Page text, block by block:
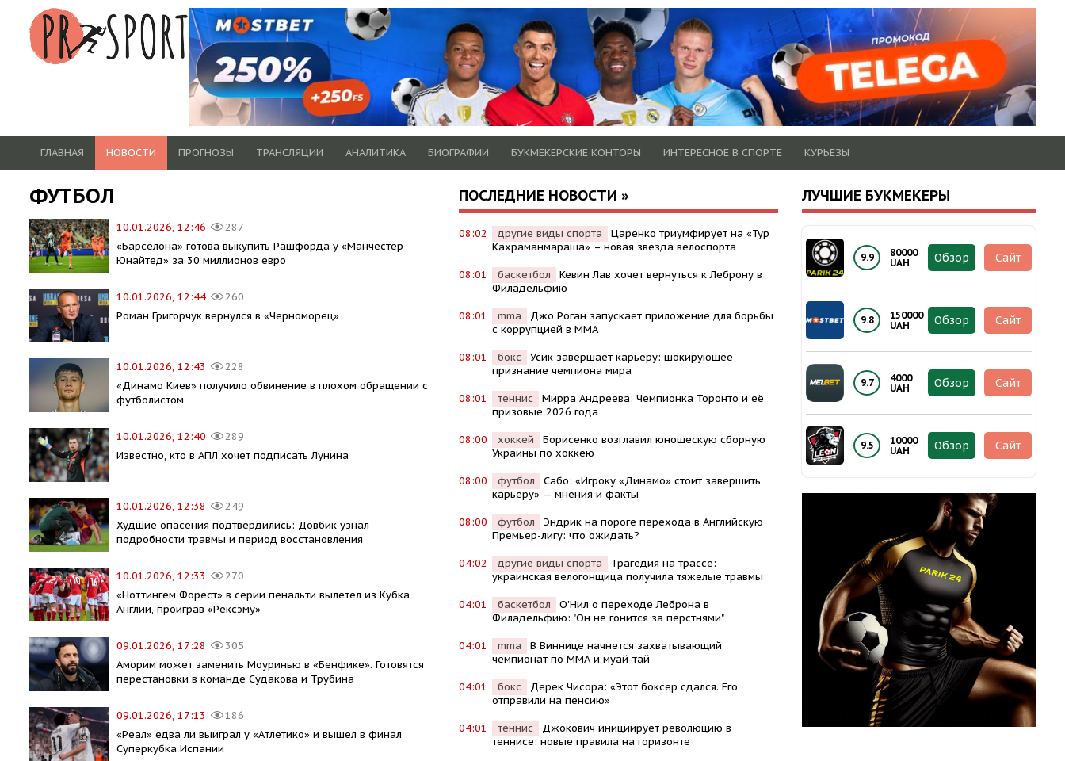
ГЛАВНАЯ НОВОСТИ ПРОГНОЗЫ ТРАНСЛЯЦИИ АНАЛИТИКА БИОГРАФИИ БУКМЕКЕРСКИЕ КОНТОРЫ ИНТЕРЕСНОЕ В СПОРТЕ КУРЬЕЗЫ
ФУТБОЛ
10.01.2026, 12:46
287
«Барселона» готова выкупить Рашфорда у «Манчестер
Юнайтед» за 30 миллионов евро
10.01.2026, 12:44
260
Роман Григорчук вернулся в «Черноморец»
10.01.2026, 12:43
228
«Динамо Киев» получило обвинение в плохом обращении с
футболистом
10.01.2026, 12:40
289
Известно, кто в АПЛ хочет подписать Лунина
10.01.2026, 12:38
249
Худшие опасения подтвердились: Довбик узнал
подробности травмы и период восстановления
10.01.2026, 12:33
270
«Ноттингем Форест» в серии пенальти вылетел из Кубка
Англии, проиграв «Рексэму»
09.01.2026, 17:28
305
Аморим может заменить Моуринью в «Бенфике». Готовятся
перестановки в команде Судакова и Трубина
09.01.2026, 17:13
186
«Реал» едва ли выиграл у «Атлетико» и вышел в финал
Суперкубка Испании
ПОСЛЕДНИЕ НОВОСТИ »
08:02 другие виды спорта
Царенко триумфирует на «Тур
Кахраманмараша» – новая звезда велоспорта
08:01 баскетбол
Кевин Лав хочет вернуться к Леброну в
Филадельфию
08:01 mma
Джо Роган запускает приложение для борьбы
с коррупцией в MMA
08:01 бокс
Усик завершает карьеру: шокирующее
признание чемпиона мира
08:01 теннис
Мирра Андреева: Чемпионка Торонто и её
призовые 2026 года
08:00 хоккей
Борисенко возглавил юношескую сборную
Украины по хоккею
08:00 футбол
Сабо: «Игроку «Динамо» стоит завершить
карьеру» — мнения и факты
08:00 футбол
Эндрик на пороге перехода в Английскую
Премьер-лигу: что ожидать?
04:02 другие виды спорта
Трагедия на трассе:
украинская велогонщица получила тяжелые травмы
04:01 баскетбол
О'Нил о переходе Леброна в
Филадельфию: "Он не гонится за перстнями"
04:01 mma
В Виннице начнется захватывающий
чемпионат по ММА и муай-тай
04:01 бокс
Дерек Чисора: «Этот боксер сдался. Его
отправили на пенсию»
04:01 теннис
Джокович инициирует революцию в
теннисе: новые правила на горизонте
ЛУЧШИЕ БУКМЕКЕРЫ
9.9
80000
UAH
Обзор Сайт
9.8
150000
UAH
Обзор Сайт
9.7
4000
UAH
Обзор Сайт
9.5
10000
UAH
Обзор Сайт